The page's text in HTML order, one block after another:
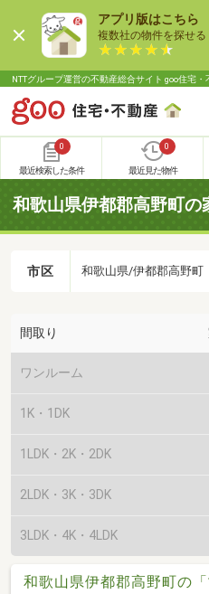
アプリ版はこちら
複数社の物件を探せる
NTTグループ運営の不動産総合サイト goo住宅・
0
最近検索した条件
0
最近見た物件
和歌山県伊都郡高野町の
市区 和歌山県/伊都郡高野町
間取り
ワンルーム
1K・1DK
1LDK・2K・2DK
2LDK・3K・3DK
3LDK・4K・4LDK
和歌山県伊都郡高野町の「